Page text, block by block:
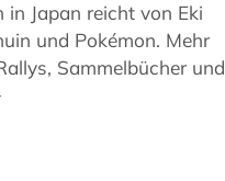
in Japan reicht von Eki
und Pokémon. Mehr
Sammelbücher und